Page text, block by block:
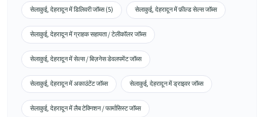
सेलाकुई, देहरादून में डिलिवरी जॉब्स (5) सेलाकुई, देहरादून में फ़ील्ड सेल्स जॉब्स
सेलाकुई, देहरादून में ग्राहक सहायता / टेलीकॉलर जॉब्स
सेलाकुई, देहरादून में सेल्स / बिज़नेस डेवलपमेंट जॉब्स
सेलाकुई, देहरादून में अकाउंटेंट जॉब्स सेलाकुई, देहरादून में ड्राइवर जॉब्स
सेलाकुई, देहरादून में लैब टेक्निशन / फार्मासिस्ट जॉब्स